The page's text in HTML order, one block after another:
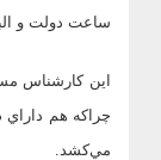
ساعت دولت و
اين كارشناس
چرا‌كه هم
مي‌كشد.